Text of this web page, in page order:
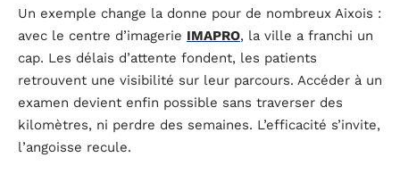
Un exemple change la donne pour de nombreux Aixois :
avec le centre d’imagerie IMAPRO, la ville a franchi un
cap. Les délais d’attente fondent, les patients
retrouvent une visibilité sur leur parcours. Accéder à un
examen devient enfin possible sans traverser des
kilomètres, ni perdre des semaines. L’efficacité s’invite,
l’angoisse recule.